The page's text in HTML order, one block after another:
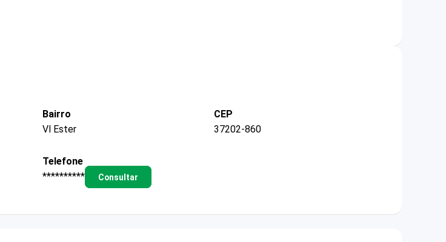
Bairro
Vl Ester
CEP
37202-860
Telefone
**********
Consultar